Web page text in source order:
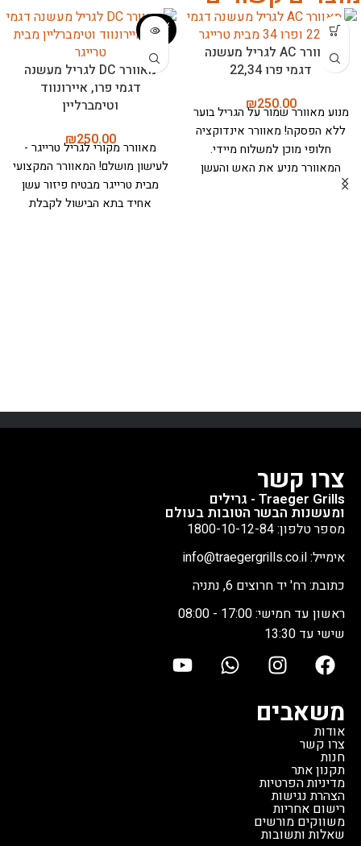
מאוורר AC לגריל מעשנה
דגמי פרו 22,34
₪250.00מנוע מאווררשמור על הגריל בוער
ללא הפסקה! מאוורר אינדוקציה
חלופי מוכן למשלוח מיידי.
המאוורר מניע את האש והעשן
אזל המ
לאי
מאוורר DC לגריל מעשנה
דגמי פרו, איירונווד
וטימברליין
₪250.00
מאוורר מקורי לגריל טרייגר -
לעישון מושלם! המאוורר המקצועי
מבית טרייגר מבטיח פיזור עשן
אחיד בתא הבישול לקבלת
צרו קשר
Traeger Grills - גרילים
ומעשנות הבשר הטובות בעולם
מספר טלפון: 1800-10-12-84
אימייל: info@traegergrills.co.il
כתובת: רח' יד חרוצים 6, נתניה
ראשון עד חמישי: 17:00 - 08:00
שישי עד 13:30
משאבים
אודות
צרו קשר
חנות
תקנון אתר
מדיניות הפרטיות
הצהרת נגישות
רישום אחריות
משווקים מורשים
שאלות ותשובות